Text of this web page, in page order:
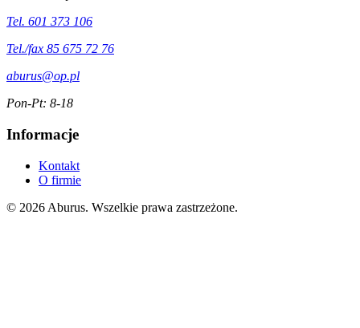
Tel. 601 373 106
Tel./fax 85 675 72 76
aburus@op.pl
Pon-Pt: 8-18
Informacje
Kontakt
O firmie
© 2026 Aburus. Wszelkie prawa zastrzeżone.